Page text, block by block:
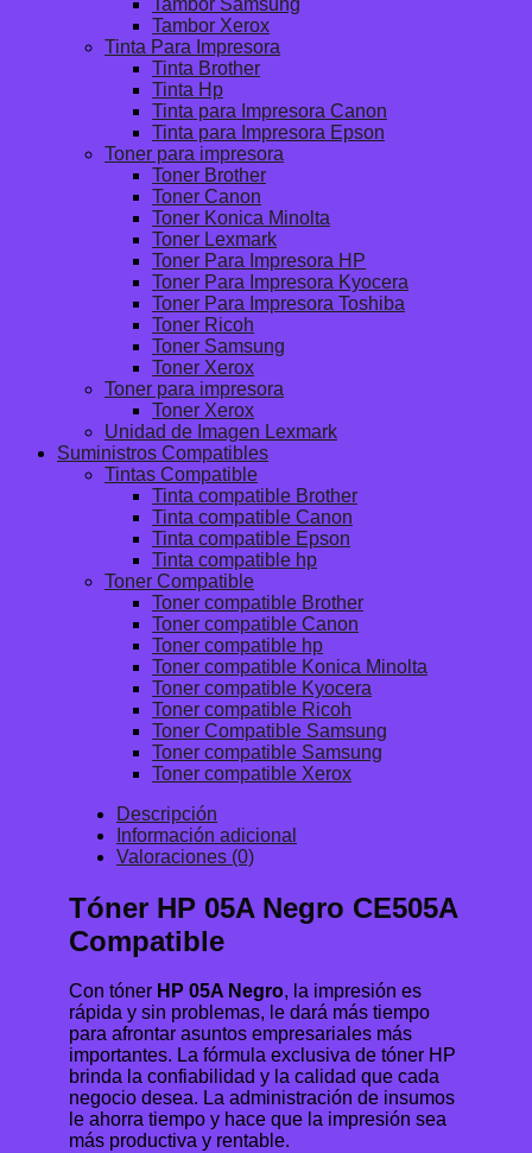
Tambor Xerox
Tinta Para Impresora
Tinta Brother
Tinta Hp
Tinta para Impresora Canon
Tinta para Impresora Epson
Toner para impresora
Toner Brother
Toner Canon
Toner Konica Minolta
Toner Lexmark
Toner Para Impresora HP
Toner Para Impresora Kyocera
Toner Para Impresora Toshiba
Toner Ricoh
Toner Samsung
Toner Xerox
Toner para impresora
Toner Xerox
Unidad de Imagen Lexmark
Suministros Compatibles
Tintas Compatible
Tinta compatible Brother
Tinta compatible Canon
Tinta compatible Epson
Tinta compatible hp
Toner Compatible
Toner compatible Brother
Toner compatible Canon
Toner compatible hp
Toner compatible Konica Minolta
Toner compatible Kyocera
Toner compatible Ricoh
Toner Compatible Samsung
Toner compatible Samsung
Toner compatible Xerox
Descripción
Información adicional
Valoraciones (0)
Tóner HP 05A Negro CE505A
Compatible
Con tóner HP 05A Negro, la impresión es
rápida y sin problemas, le dará más tiempo
para afrontar asuntos empresariales más
importantes. La fórmula exclusiva de tóner HP
brinda la confiabilidad y la calidad que cada
negocio desea. La administración de insumos
le ahorra tiempo y hace que la impresión sea
más productiva y rentable.